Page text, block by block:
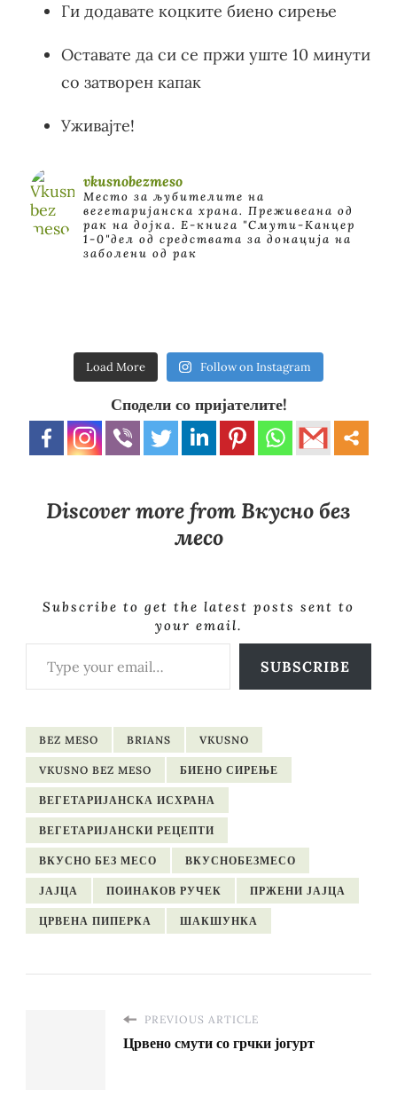
Ги додавате коцките биено сирење
Оставате да си се пржи уште 10 минути
со затворен капак
Уживајте!
vkusnobezmeso
Место за љубителите на
вегетаријанска храна. Преживеана од
рак на дојка. E-книга "Смути-Канцер
1-0"дел од средствата за донација на
заболени од рак
Load More Follow on Instagram
Сподели со пријателите!
Discover more from Вкусно без
месо
Subscribe to get the latest posts sent to
your email.
Type your email…
SUBSCRIBE
BEZ MESO BRIANS VKUSNO
VKUSNO BEZ MESO БИЕНО СИРЕЊЕ
ВЕГЕТАРИЈАНСКА ИСХРАНА
ВЕГЕТАРИЈАНСКИ РЕЦЕПТИ
ВКУСНО БЕЗ МЕСО ВКУСНОБЕЗМЕСО
ЈАЈЦА ПОИНАКОВ РУЧЕК ПРЖЕНИ ЈАЈЦА
ЦРВЕНА ПИПЕРКА ШАКШУНКА
PREVIOUS ARTICLE
Црвено смути со грчки јогурт